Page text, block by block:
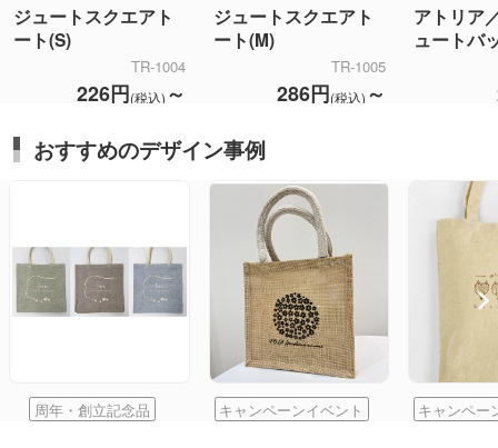
ジュートスクエアト
ート(S)
TR-1004
226円(税込) ～
ジュートスクエアト
ート(M)
TR-1005
286円(税込) ～
アトリア
ュートバ
おすすめのデザイン事例
周年・創立記念品 キャンペーンイベント キャンペー